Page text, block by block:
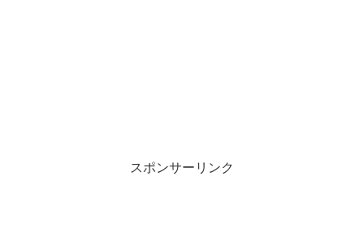
スポンサーリンク